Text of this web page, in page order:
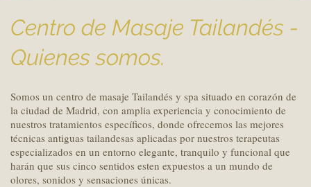
Centro de Masaje Tailandés -
Quienes somos.
Somos un centro de masaje Tailandés y spa situado en corazón de
la ciudad de Madrid, con amplia experiencia y conocimiento de
nuestros tratamientos específicos, donde ofrecemos las mejores
técnicas antiguas tailandesas aplicadas por nuestros terapeutas
especializados en un entorno elegante, tranquilo y funcional que
harán que sus cinco sentidos esten expuestos a un mundo de
olores, sonidos y sensaciones únicas.